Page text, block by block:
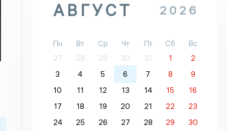
АВГУСТ 2026
Пн Вт Ср Чт Пт Сб
Вс
27
28 29 30 31 1
2
3
4 5 6 7 8
9
10
11 12 13 14 15
16
17
18 19 20 21 22
23
24
25 26 27 28 29
30